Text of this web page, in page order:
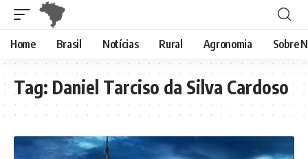
Home Brasil Notícias Rural Agronomia Sobre
Tag: Daniel Tarciso da Silva Cardoso